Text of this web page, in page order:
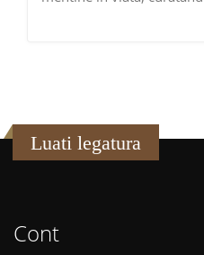
Luati legatura
Cont